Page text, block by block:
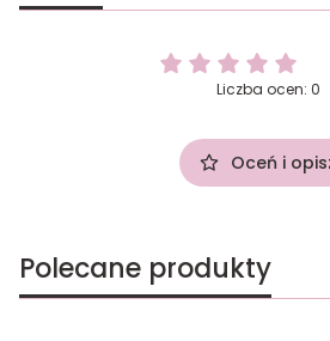
Liczba ocen: 0
Oceń i
Polecane produkty